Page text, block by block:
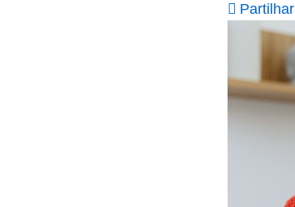
Partilhar